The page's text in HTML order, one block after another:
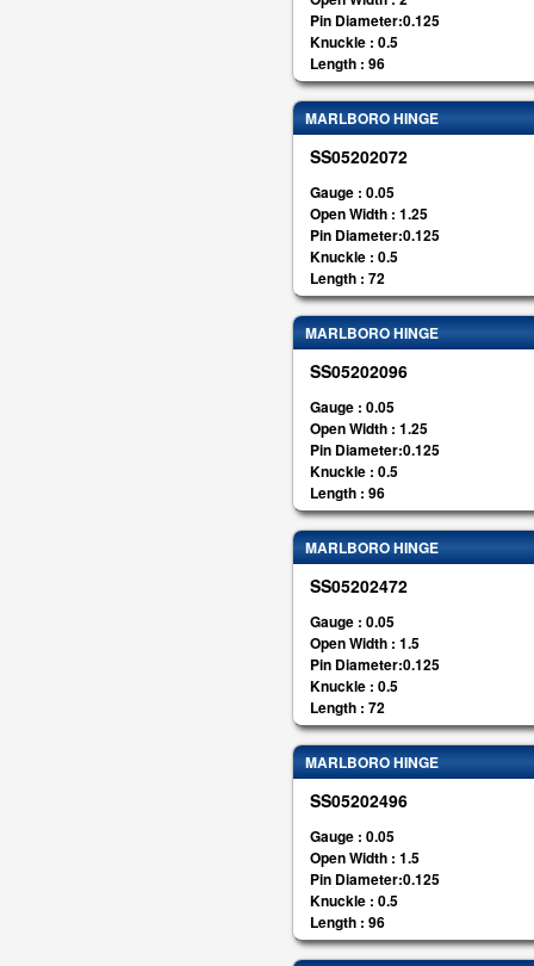
Pin Diameter:0.125
Knuckle : 0.5
Length : 96
MARLBORO HINGE
SS05202072
Gauge : 0.05
Open Width : 1.25
Pin Diameter:0.125
Knuckle : 0.5
Length : 72
MARLBORO HINGE
SS05202096
Gauge : 0.05
Open Width : 1.25
Pin Diameter:0.125
Knuckle : 0.5
Length : 96
MARLBORO HINGE
SS05202472
Gauge : 0.05
Open Width : 1.5
Pin Diameter:0.125
Knuckle : 0.5
Length : 72
MARLBORO HINGE
SS05202496
Gauge : 0.05
Open Width : 1.5
Pin Diameter:0.125
Knuckle : 0.5
Length : 96